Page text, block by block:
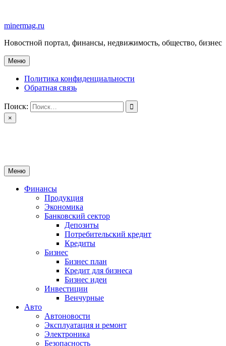
содержимому
minermag.ru
Новостной портал, финансы, недвижимость, общество, бизнес
Меню
Политика конфиденциальности
Обратная связь
Поиск:
×
Меню
Финансы
Продукция
Экономика
Банковский сектор
Депозиты
Потребительский кредит
Кредиты
Бизнес
Бизнес план
Кредит для бизнеса
Бизнес идеи
Инвестиции
Венчурные
Авто
Автоновости
Эксплуатация и ремонт
Электроника
Безопасность